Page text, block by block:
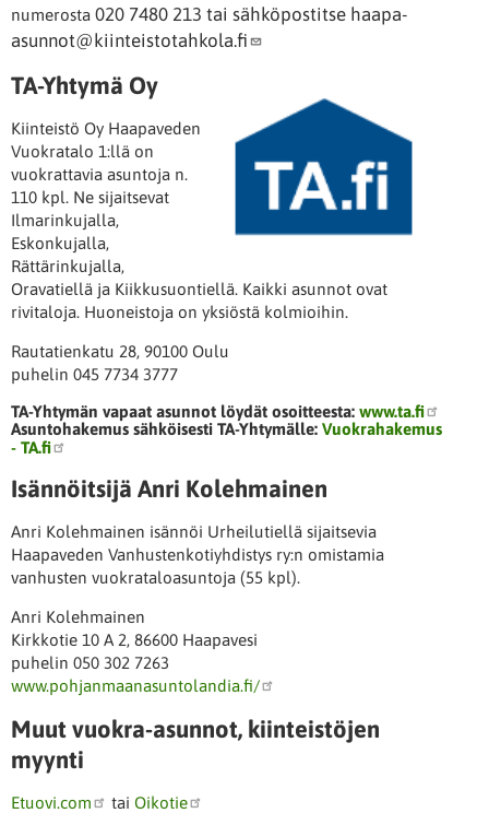
numerosta 020 7480 213 tai sähköpostitse haapa-
asunnot@kiinteistotahkola.fi
TA-Yhtymä Oy
Kiinteistö Oy Haapaveden
Vuokratalo 1:llä on
vuokrattavia asuntoja n.
110 kpl. Ne sijaitsevat
Ilmarinkujalla,
Eskonkujalla,
Rättärinkujalla,
Oravatiellä ja Kiikkusuontiellä. Kaikki asunnot ovat
rivitaloja. Huoneistoja on yksiöstä kolmioihin.
Rautatienkatu 28, 90100 Oulu
puhelin 045 7734 3777
TA-Yhtymän vapaat asunnot löydät osoitteesta: www.ta.fi
Asuntohakemus sähköisesti TA-Yhtymälle: Vuokrahakemus
- TA.fi
Isännöitsijä Anri Kolehmainen
Anri Kolehmainen isännöi Urheilutiellä sijaitsevia
Haapaveden Vanhustenkotiyhdistys ry:n omistamia
vanhusten vuokrataloasuntoja (55 kpl).
Anri Kolehmainen
Kirkkotie 10 A 2, 86600 Haapavesi
puhelin 050 302 7263
www.pohjanmaanasuntolandia.fi/
Muut vuokra-asunnot, kiinteistöjen
myynti
Etuovi.com tai Oikotie